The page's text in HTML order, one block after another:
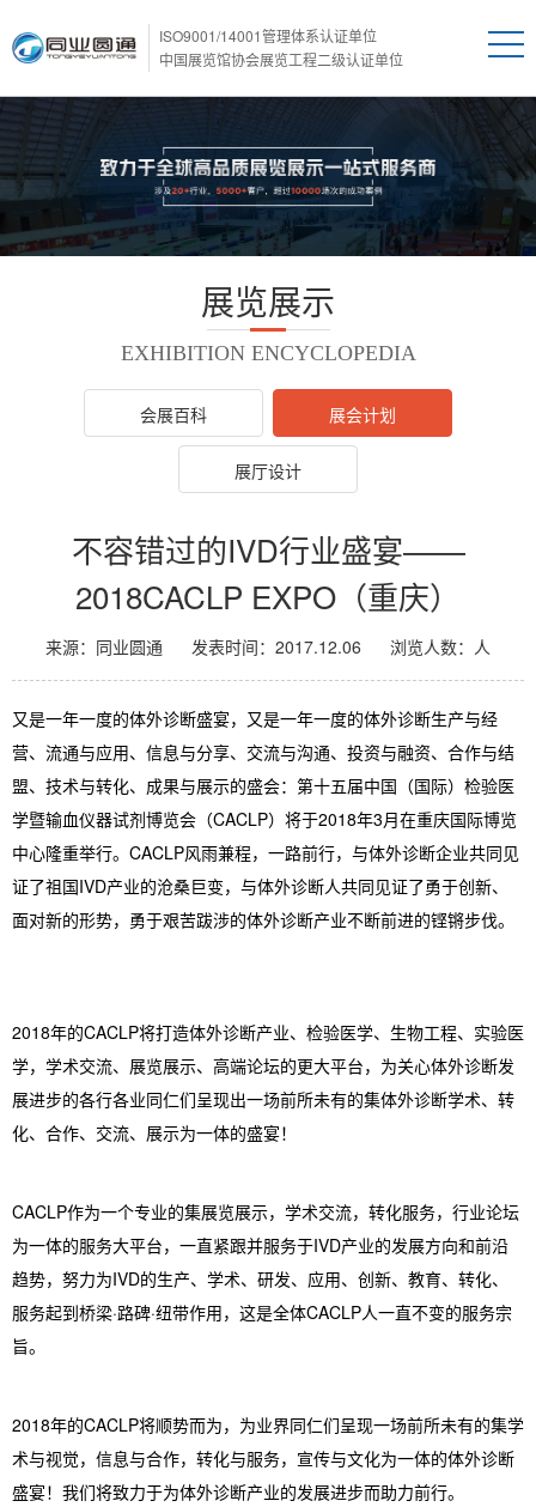
ISO9001/14001管理体系认证单位
中国展览馆协会展览工程二级认证单位
展览展示
EXHIBITION ENCYCLOPEDIA
会展百科 展会计划
展厅设计
不容错过的IVD行业盛宴——
2018CACLP EXPO（重庆）
来源：同业圆通 发表时间：2017.12.06 浏览人数： 人
又是一年一度的体外诊断盛宴，又是一年一度的体外诊断生产与经
营、流通与应用、信息与分享、交流与沟通、投资与融资、合作与结
盟、技术与转化、成果与展示的盛会：第十五届中国（国际）检验医
学暨输血仪器试剂博览会（CACLP）将于2018年3月在重庆国际博览
中心隆重举行。CACLP风雨兼程，一路前行，与体外诊断企业共同见
证了祖国IVD产业的沧桑巨变，与体外诊断人共同见证了勇于创新、
面对新的形势，勇于艰苦跋涉的体外诊断产业不断前进的铿锵步伐。
2018年的CACLP将打造体外诊断产业、检验医学、生物工程、实验医
学，学术交流、展览展示、高端论坛的更大平台，为关心体外诊断发
展进步的各行各业同仁们呈现出一场前所未有的集体外诊断学术、转
化、合作、交流、展示为一体的盛宴！
CACLP作为一个专业的集展览展示，学术交流，转化服务，行业论坛
为一体的服务大平台，一直紧跟并服务于IVD产业的发展方向和前沿
趋势，努力为IVD的生产、学术、研发、应用、创新、教育、转化、
服务起到桥梁·路碑·纽带作用，这是全体CACLP人一直不变的服务宗
旨。
2018年的CACLP将顺势而为，为业界同仁们呈现一场前所未有的集学
术与视觉，信息与合作，转化与服务，宣传与文化为一体的体外诊断
盛宴！我们将致力于为体外诊断产业的发展进步而助力前行。